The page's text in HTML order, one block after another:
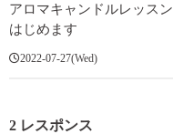
アロマキャンドルレッスン
はじめます
2022-07-27(Wed)
2 レスポンス